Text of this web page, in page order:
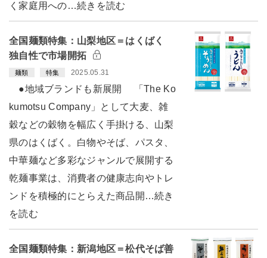
く家庭用への…続きを読む
全国麺類特集：山梨地区＝はくばく
独自性で市場開拓
麺類 特集 2025.05.31
●地域ブランドも新展開 「The Ko
kumotsu Company」として大麦、雑
穀などの穀物を幅広く手掛ける、山梨
県のはくばく。白物やそば、パスタ、
中華麺など多彩なジャンルで展開する
乾麺事業は、消費者の健康志向やトレ
ンドを積極的にとらえた商品開…続き
を読む
全国麺類特集：新潟地区＝松代そば善